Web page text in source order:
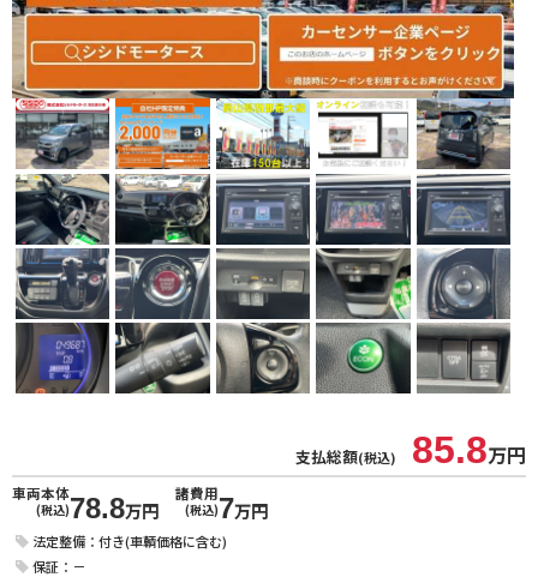
支払総額(税込) 85.8万円
車両本体
(税込)78.8万円
諸費用
(税込)7万円
法定整備：付き(車輌価格に含む)
保証：－